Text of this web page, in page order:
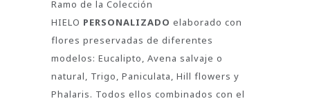
Ramo de la Colección
HIELO PERSONALIZADO elaborado con
flores preservadas de diferentes
modelos: Eucalipto, Avena salvaje o
natural, Trigo, Paniculata, Hill flowers y
Phalaris. Todos ellos combinados con el